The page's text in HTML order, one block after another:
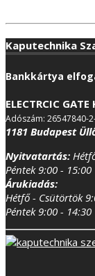
Kaputechnika
Bankkártya
ELECTRCIC GATE
Adószám: 26547840-
1181 Budapest
Nyitvatartás:
Péntek 9:00 - 15:00
Árukiadás:
Hétfő - Csütörtök
Péntek 9:00 - 14:30